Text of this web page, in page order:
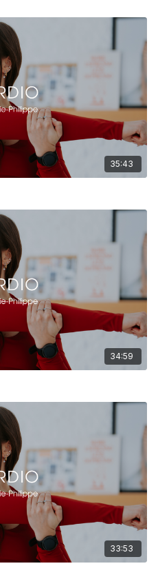
35:43
34:59
33:53